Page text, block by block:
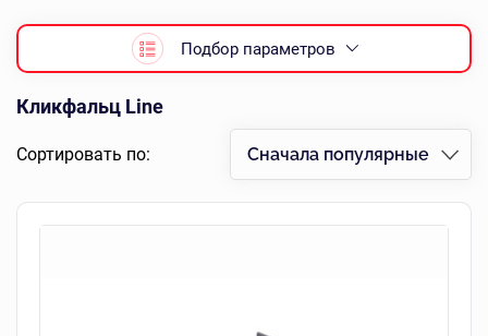
Подбор параметров
Кликфальц Line
Сортировать по: Сначала популярные